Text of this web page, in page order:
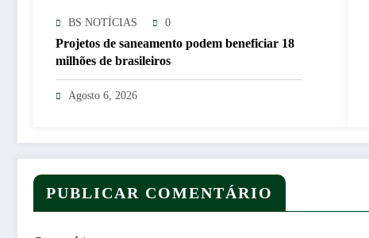
BS NOTÍCIAS 0
Projetos de saneamento podem beneficiar 18
milhões de brasileiros
Agosto 6, 2026
PUBLICAR COMENTÁRIO